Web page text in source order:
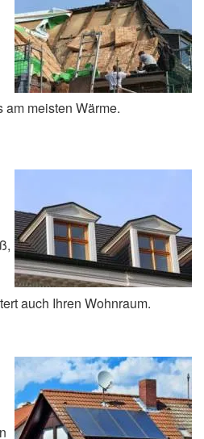
meisten Wärme.
auch Ihren Wohnraum.